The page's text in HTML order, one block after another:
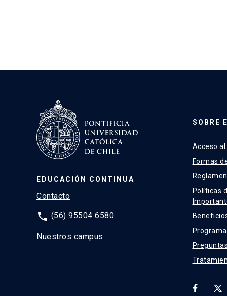
EDUCACIÓN CONTINUA
Contacto
phone (56) 95504 6580
Nuestros campus
SOBRE
Acceso
Formas
Políticas